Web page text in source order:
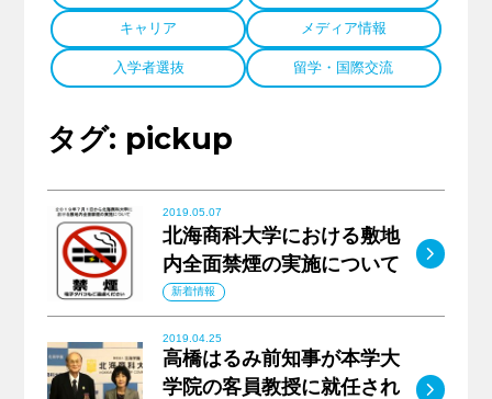
教育・研究活動
学生生活
留学・国際交流
キャリア支援
サイトマッププライバシーポリシー教員人事
キャリア メディア情報
入学者選抜 留学・国際交流
タグ: pickup
2019.05.07
北海商科大学における敷地
内全面禁煙の実施について
新着情報
2019.04.25
高橋はるみ前知事が本学大
学院の客員教授に就任され